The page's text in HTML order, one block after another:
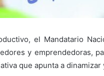
el Mandatario
y emprendedoras,
que apunta a